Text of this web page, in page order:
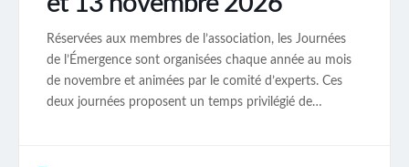
Réservées aux membres de l’association, les Journées
de l’Émergence sont organisées chaque année au mois
de novembre et animées par le comité d’experts. Ces
deux journées proposent un temps privilégié de